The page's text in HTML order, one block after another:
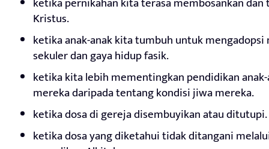
Kristus.
ketika anak-anak kita tumbuh untuk
sekuler dan gaya hidup fasik.
ketika kita lebih mementingkan pendidikan
mereka daripada tentang kondisi jiwa mereka.
ketika dosa di gereja disembuyikan atau ditutupi.
ketika dosa yang diketahui tidak ditangani